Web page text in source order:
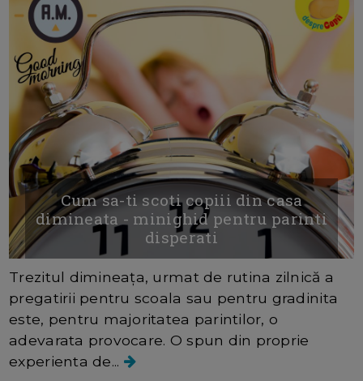
Cum sa-ti scoti copiii din casa
dimineata - minighid pentru parinti
disperati
Trezitul dimineaţa, urmat de rutina zilnică a
pregatirii pentru scoala sau pentru gradinita
este, pentru majoritatea parintilor, o
adevarata provocare. O spun din proprie
experienta de...